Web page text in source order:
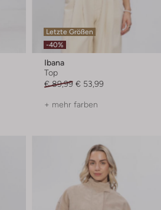
Letzte Größen
-40%
Ibana
Top
€ 89,99 € 53,99
+ mehr farben